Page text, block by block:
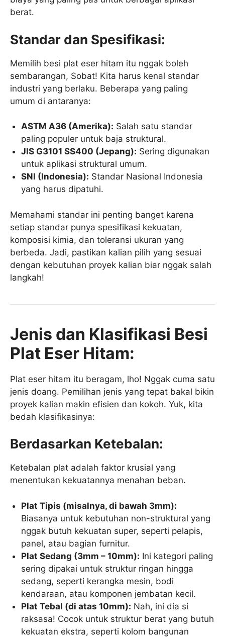
berat.
Standar dan Spesifikasi:
Memilih besi plat eser hitam itu nggak boleh
sembarangan, Sobat! Kita harus kenal standar
industri yang berlaku. Beberapa yang paling
umum di antaranya:
ASTM A36 (Amerika): Salah satu standar
paling populer untuk baja struktural.
JIS G3101 SS400 (Jepang): Sering digunakan
untuk aplikasi struktural umum.
SNI (Indonesia): Standar Nasional Indonesia
yang harus dipatuhi.
Memahami standar ini penting banget karena
setiap standar punya spesifikasi kekuatan,
komposisi kimia, dan toleransi ukuran yang
berbeda. Jadi, pastikan kalian pilih yang sesuai
dengan kebutuhan proyek kalian biar nggak salah
langkah!
Jenis dan Klasifikasi Besi
Plat Eser Hitam:
Plat eser hitam itu beragam, lho! Nggak cuma satu
jenis doang. Pemilihan jenis yang tepat bakal bikin
proyek kalian makin efisien dan kokoh. Yuk, kita
bedah klasifikasinya:
Berdasarkan Ketebalan:
Ketebalan plat adalah faktor krusial yang
menentukan kekuatannya menahan beban.
Plat Tipis (misalnya, di bawah 3mm):
Biasanya untuk kebutuhan non-struktural yang
nggak butuh kekuatan super, seperti pelapis,
panel, atau bagian furnitur.
Plat Sedang (3mm – 10mm): Ini kategori paling
sering dipakai untuk struktur ringan hingga
sedang, seperti kerangka mesin, bodi
kendaraan, atau komponen jembatan kecil.
Plat Tebal (di atas 10mm): Nah, ini dia si
raksasa! Cocok untuk struktur berat yang butuh
kekuatan ekstra, seperti kolom bangunan